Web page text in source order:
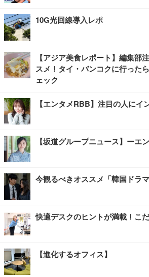
10G光回線導入レポ
【アジア美食レポート】編集部
スメ！タイ・バンコクに行った
ェック
【エンタメRBB】注目の人にイ
【坂道グループニュース】ーエ
今観るべきオススメ「韓国ドラマ
快適デスクのヒントが満載！こ
【進化するオフィス】